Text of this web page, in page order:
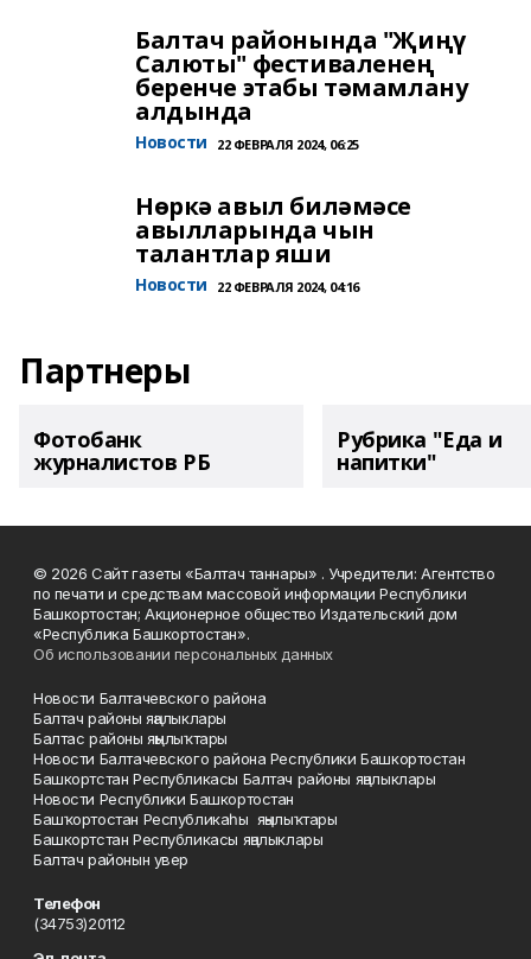
Балтач районында "Җиңү
Салюты" фестиваленең
беренче этабы тәмамлану
алдында
Новости 22 ФЕВРАЛЯ 2024, 06:25
Нөркә авыл биләмәсе
авылларында чын
талантлар яши
Новости 22 ФЕВРАЛЯ 2024, 04:16
Партнеры
Фотобанк
журналистов РБ
Рубрика "Еда и
напитки"
© 2026 Сайт газеты «Балтач таннары» . Учредители: Агентство
по печати и средствам массовой информации Республики
Башкортостан; Акционерное общество Издательский дом
«Республика Башкортостан».
Об использовании персональных данных
Новости Балтачевского района
Балтач районы яңалыклары
Балтас районы яңылыҡтары
Новости Балтачевского района Республики Башкортостан
Башкортстан Республикасы Балтач районы яңалыклары
Новости Республики Башкортостан
Башҡортостан Республикаһы яңылыҡтары
Башкортстан Республикасы яңалыклары
Балтач районын увер
Телефон
(34753)20112